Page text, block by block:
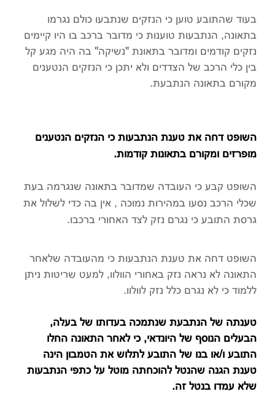
בעוד שהתובע טוען כי הנזקים שנתבעו כולם נגרמו
בתאונה, הנתבעות טוענות כי מדובר ברכב בו היו קיימים
נזקים קודמים ומדובר בתאונת "נשיקה" בה היה מגע קל
בין כלי הרכב של הצדדים ולא יתכן כי הנזקים הנטענים
מקורם בתאונה הנתבעת.
השופט דחה את טענת הנתבעות כי הנזקים הנטענים
מופרזים ומקורם בתאונות קודמות.
השופט קבע כי העובדה שמדובר בתאונה שנגרמה בעת
שכלי הרכב נסעו במהירות נמוכה , אין בה כדי לשלול את
גרסת התובע כי נגרם נזק לצד האחורי ברכבו.
השופט דחה את טענת הנתבעות כי מהעובדה שלאחר
התאונה לא נראה נזק באחורי הוולוו, למעט שריטות ניתן
ללמוד כי לא נגרם כלל נזק לוולוו.
טענתה של הנתבעת שנתמכה בעדותו של בעלה,
הבעלים הנוסף של היונדאי, כי לאחר התאונה החלו
התובע ו/או בנו של התובע לתלוש את הטמבון הינה
טענת הגנה שהנטל להוכחתה מוטל על כתפי הנתבעות
שלא עמדו בנטל זה.